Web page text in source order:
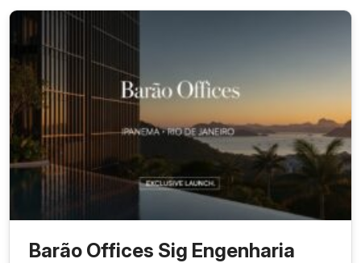
Barão Offices Sig Engenharia